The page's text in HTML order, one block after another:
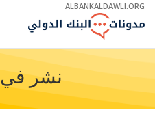
Skip
Main
ALBANKALDAWLI.ORG
نشر في